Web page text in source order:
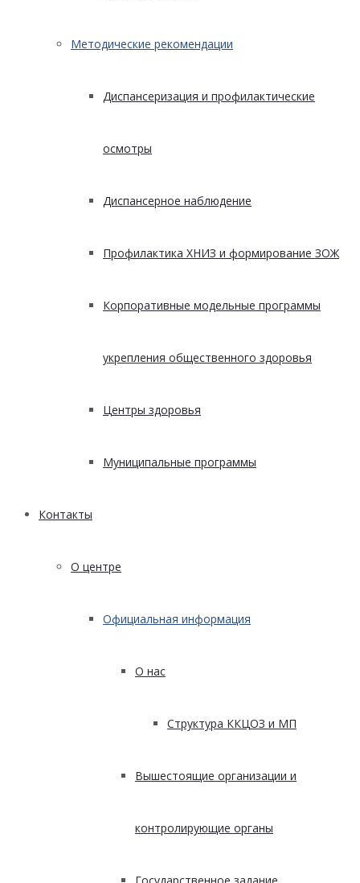
Методические рекомендации
Диспансеризация и профилактические
осмотры
Диспансерное наблюдение
Профилактика ХНИЗ и формирование ЗОЖ
Корпоративные модельные программы
укрепления общественного здоровья
Центры здоровья
Муниципальные программы
Контакты
О центре
Официальная информация
О нас
Структура ККЦОЗ и МП
Вышестоящие организации и
контролирующие органы